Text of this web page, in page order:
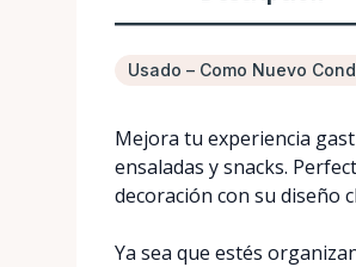
Usado – Como Nuevo
Mejora tu experiencia
ensaladas y snacks.
decoración con su diseño
Ya sea que estés